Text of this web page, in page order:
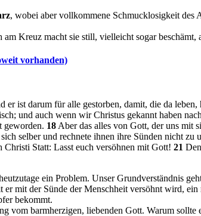
, wobei aber vollkommene Schmucklosigkeit des
Kreuz macht sie still, vielleicht sogar
vorhanden)
er ist darum für alle gestorben, damit, die da
und auch wenn wir Christus gekannt haben
geworden. 18 Aber das alles von Gott, der uns mit
selber und rechnete ihnen ihre Sünden nicht zu
Statt: Lasst euch versöhnen mit Gott! 21
ein Problem. Unser Grundverständnis
er mit der Sünde der Menschheit versöhnt wird,
bekommt.
vom barmherzigen, liebenden Gott. Warum